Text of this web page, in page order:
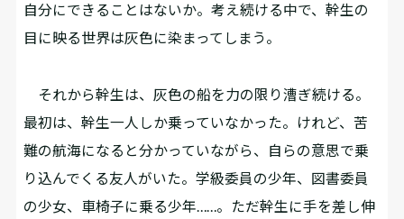
自分にできることはないか。考え続ける中で、幹生の
目に映る世界は灰色に染まってしまう。
それから幹生は、灰色の船を力の限り漕ぎ続ける。
最初は、幹生一人しか乗っていなかった。けれど、苦
難の航海になると分かっていながら、自らの意思で乗
り込んでくる友人がいた。学級委員の少年、図書委員
の少女、車椅子に乗る少年……。ただ幹生に手を差し伸